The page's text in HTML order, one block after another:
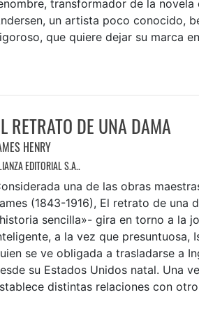
transformador de la novela
un artista poco conocido,
que quiere dejar su marca
RETRATO DE UNA DAMA
HENRY
EDITORIAL S.A..
una de las obras
(1843-1916), El retrato de una
sencilla»- gira en torno a la
a la vez que presuntuosa,
se ve obligada a trasladarse a
su Estados Unidos natal. Una
distintas relaciones con